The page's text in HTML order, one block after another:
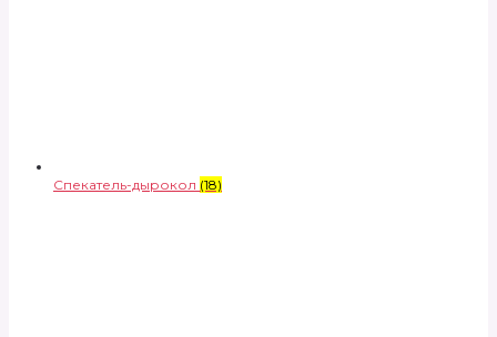
Спекатель-дырокол (18)